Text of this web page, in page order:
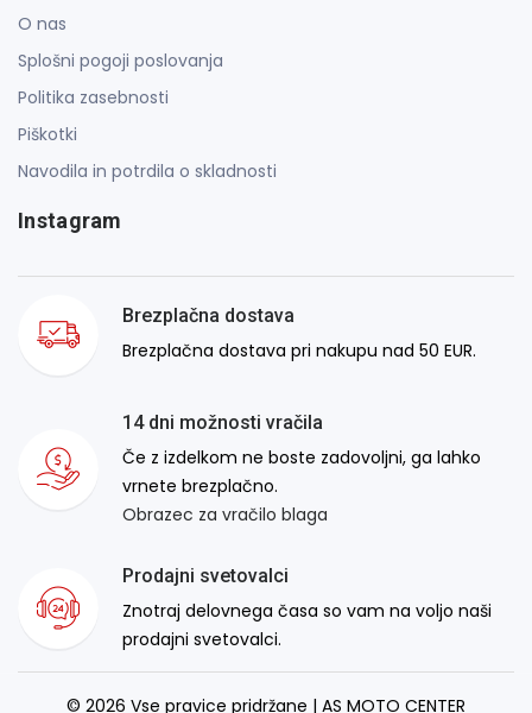
O nas
Splošni pogoji poslovanja
Politika zasebnosti
Piškotki
Navodila in potrdila o skladnosti
Instagram
Brezplačna dostava
Brezplačna dostava pri nakupu nad 50 EUR.
14 dni možnosti vračila
Če z izdelkom ne boste zadovoljni, ga lahko
vrnete brezplačno.
Obrazec za vračilo blaga
Prodajni svetovalci
Znotraj delovnega časa so vam na voljo naši
prodajni svetovalci.
© 2026 Vse pravice pridržane | AS MOTO CENTER